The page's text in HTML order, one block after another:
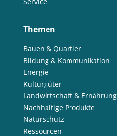
Themen
Bauen & Quartier
Bildung & Kommunikation
Energie
Kulturgüter
Landwirtschaft & Ernährung
Nachhaltige Produkte
Naturschutz
Ressourcen